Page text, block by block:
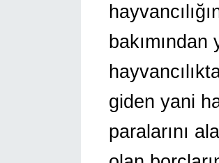
giden yani
paralarını